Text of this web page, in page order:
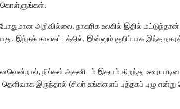
அறிவில்லை. நாகரிக உலகில் இதில்
இந்தக் காலகட்டத்தில், இன்னும் குறிப்பாக இந்த
நீங்கள் அதனிடம் இதயம் திறந்து
இருந்தால் (சிலர் உங்களைப் புத்தகப் புழு